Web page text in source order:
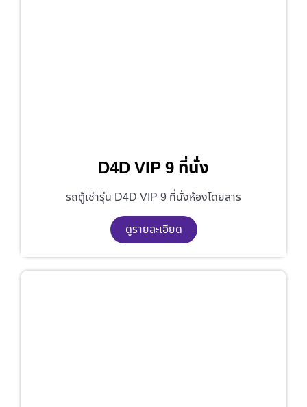
D4D VIP 9 ที่นั่ง
รถตู้เช่ารุ่น D4D VIP 9 ที่นั่งห้องโดยสาร
ดูรายละเอียด